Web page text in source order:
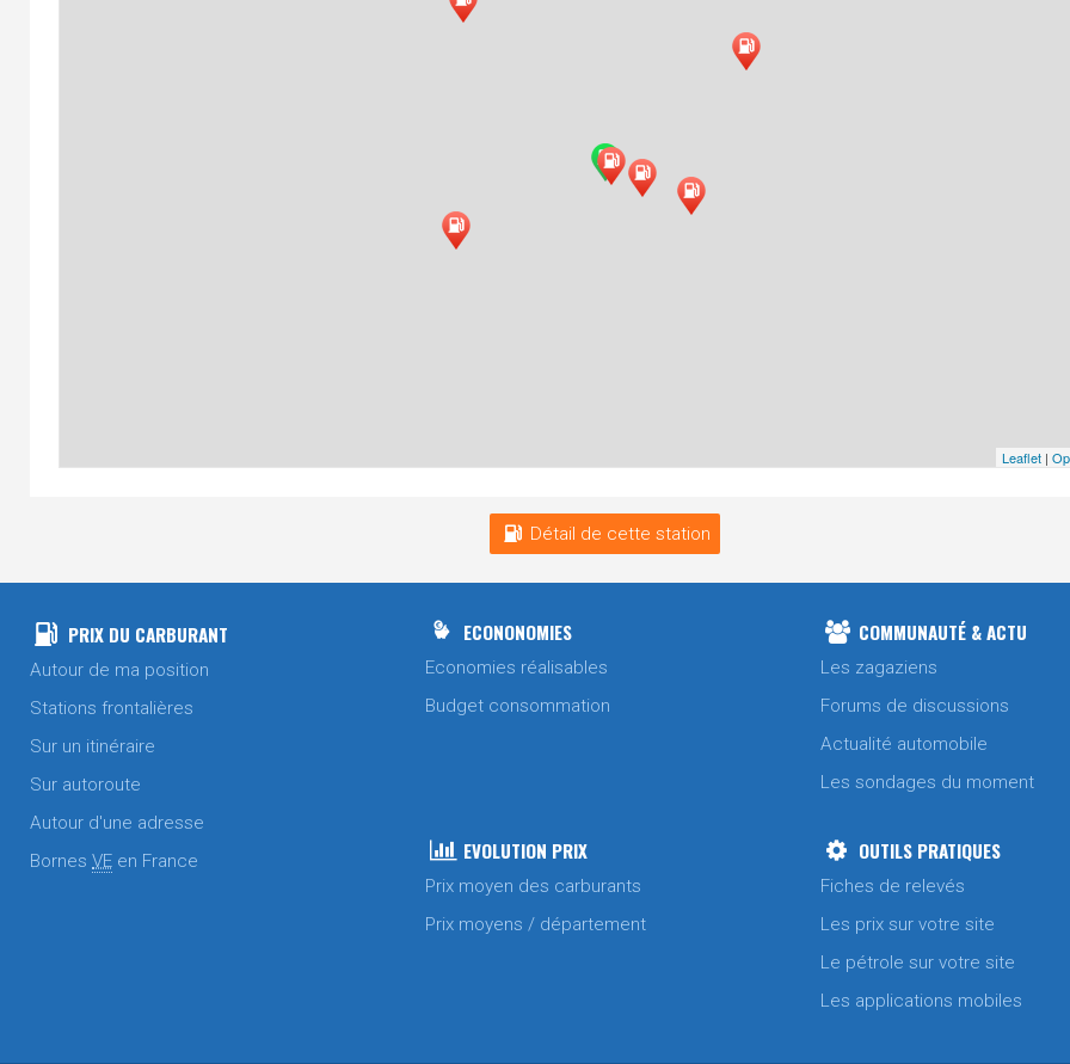
Leaflet |
Détail de cette station
PRIX DU CARBURANT
Autour de ma position
Stations frontalières
Sur un itinéraire
Sur autoroute
Autour d'une adresse
Bornes VE en France
ECONONOMIES
Economies réalisables
Budget consommation
COMMUNAUTÉ & ACTU
Les zagaziens
Forums de discussions
Actualité automobile
Les sondages du moment
EVOLUTION PRIX
Prix moyen des carburants
Prix moyens / département
OUTILS PRATIQUES
Fiches de relevés
Les prix sur votre site
Le pétrole sur votre site
Les applications mobiles